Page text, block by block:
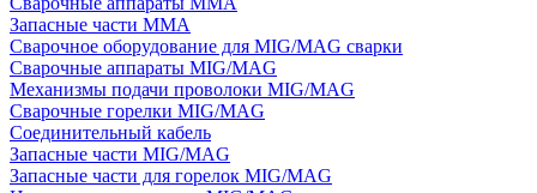
Запасные части MMA
Сварочное оборудование для MIG/MAG сварки
Сварочные аппараты MIG/MAG
Механизмы подачи проволоки MIG/MAG
Сварочные горелки MIG/MAG
Соединительный кабель
Запасные части MIG/MAG
Запасные части для горелок MIG/MAG